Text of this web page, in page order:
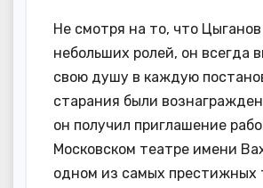
Не смотря на то, что
небольших ролей, он всегда
свою душу в каждую
старания были
он получил приглашение
Московском театре имени
одном из самых престижных